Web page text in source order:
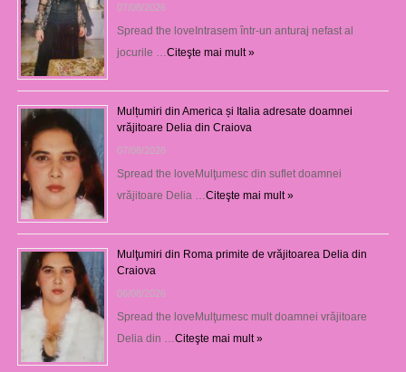
07/08/2026
Spread the loveIntrasem într-un anturaj nefast al
jocurile … Citeşte mai mult »
Mulțumiri din America și Italia adresate doamnei
vrăjitoare Delia din Craiova
07/08/2026
Spread the loveMulţumesc din suflet doamnei
vrăjitoare Delia … Citeşte mai mult »
Mulţumiri din Roma primite de vrăjitoarea Delia din
Craiova
06/08/2026
Spread the loveMulţumesc mult doamnei vrăjitoare
Delia din … Citeşte mai mult »